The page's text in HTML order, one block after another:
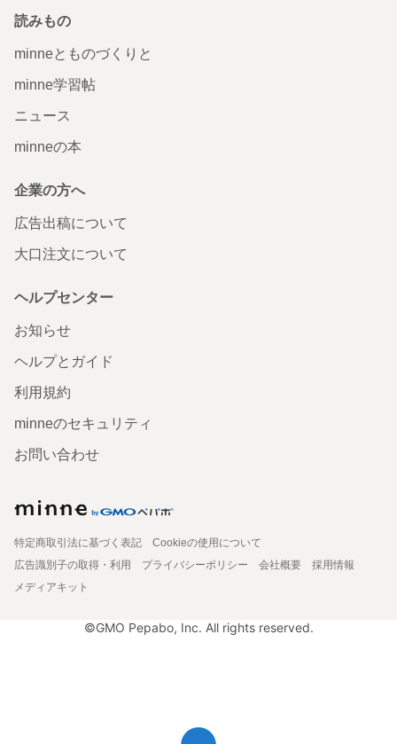
読みもの
minneとものづくりと
minne学習帖
ニュース
minneの本
企業の方へ
広告出稿について
大口注文について
ヘルプセンター
お知らせ
ヘルプとガイド
利用規約
minneのセキュリティ
お問い合わせ
特定商取引法に基づく表記
Cookieの使用について
広告識別子の取得・利用
プライバシーポリシー 会社概要
採用情報
メディアキット
©GMO Pepabo, Inc. All rights reserved.